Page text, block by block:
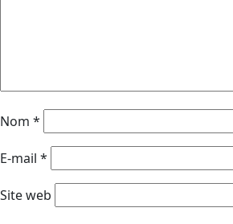
Nom *
E-mail *
Site web